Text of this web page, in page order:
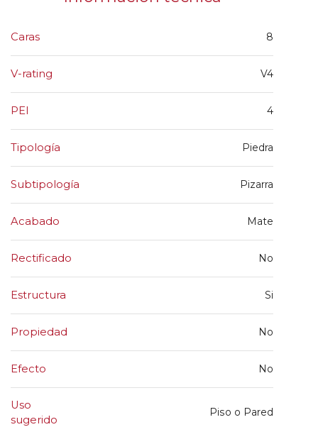
Caras 8
V-rating V4
PEI 4
Tipología Piedra
Subtipología Pizarra
Acabado Mate
Rectificado No
Estructura Si
Propiedad No
Efecto No
Uso
sugerido
Piso o Pared